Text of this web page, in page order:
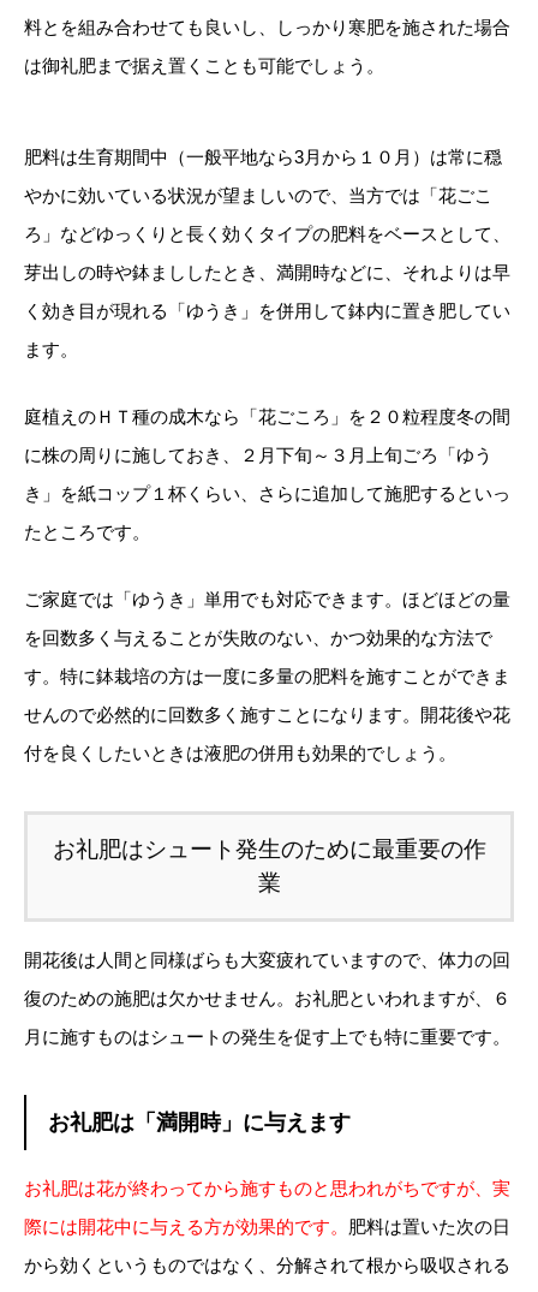
料とを組み合わせても良いし、しっかり寒肥を施された場合
は御礼肥まで据え置くことも可能でしょう。
肥料は生育期間中（一般平地なら3月から１０月）は常に穏
やかに効いている状況が望ましいので、当方では「花ごこ
ろ」などゆっくりと長く効くタイプの肥料をベースとして、
芽出しの時や鉢まししたとき、満開時などに、それよりは早
く効き目が現れる「ゆうき」を併用して鉢内に置き肥してい
ます。
庭植えのＨＴ種の成木なら「花ごころ」を２０粒程度冬の間
に株の周りに施しておき、２月下旬～３月上旬ごろ「ゆう
き」を紙コップ１杯くらい、さらに追加して施肥するといっ
たところです。
ご家庭では「ゆうき」単用でも対応できます。ほどほどの量
を回数多く与えることが失敗のない、かつ効果的な方法で
す。特に鉢栽培の方は一度に多量の肥料を施すことができま
せんので必然的に回数多く施すことになります。開花後や花
付を良くしたいときは液肥の併用も効果的でしょう。
お礼肥はシュート発生のために最重要の作
業
開花後は人間と同様ばらも大変疲れていますので、体力の回
復のための施肥は欠かせません。お礼肥といわれますが、６
月に施すものはシュートの発生を促す上でも特に重要です。
お礼肥は「満開時」に与えます
お礼肥は花が終わってから施すものと思われがちですが、実
際には開花中に与える方が効果的です。 肥料は置いた次の日
から効くというものではなく、分解されて根から吸収される